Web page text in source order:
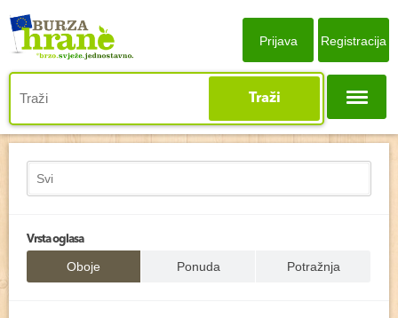
Traži
Prijava Registracija
Vrsta oglasa
Oboje Ponuda Potražnja